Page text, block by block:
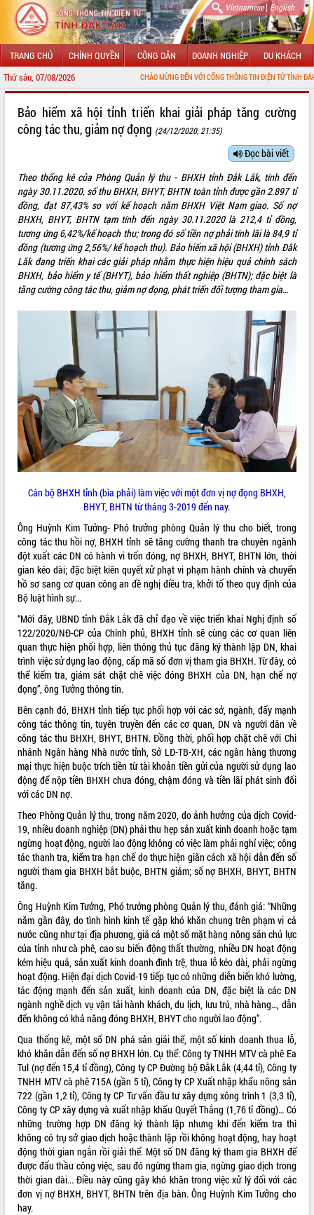
Vietnamese| English
TRANG CHỦ CHÍNH QUYỀN CÔNG DÂN DOANH NGHIỆP DU KHÁCH
Thứ sáu, 07/08/2026 CHÀO MỪNG ĐẾN VỚI CỔNG THÔNG TIN ĐIỆN TỬ TỈNH ĐẮK LẮK
LÃNH ĐẠO UBND TỈNH
SỞ, BAN, NGÀNH
UBND CÁC XÃ, PHƯỜNG
THÔNG TIN CHỈ ĐẠO ĐIỀU HÀNH
HỆ THỐNG VĂN BẢN
ĐIỂM TIN VĂN BẢN
QUY HOẠCH - KẾ HOẠCH
VIDEO
Không có file video nào để phát.
ALBUM ẢNH
LIÊN KẾT WEB
THỐNG KÊ TRUY CẬP
Hôm nay: 14148
Tất cả:
66026888
Bảo hiểm xã hội tỉnh triển khai giải pháp tăng cường
công tác thu, giảm nợ đọng (24/12/2020, 21:35)
Đọc bài viết
Theo thống kê của Phòng Quản lý thu - BHXH tỉnh Đắk Lắk, tính đến
ngày 30.11.2020, số thu BHXH, BHYT, BHTN toàn tỉnh được gần 2.897 tỉ
đồng, đạt 87,43% so với kế hoạch năm BHXH Việt Nam giao. Số nợ
BHXH, BHYT, BHTN tạm tính đến ngày 30.11.2020 là 212,4 tỉ đồng,
tương ứng 6,42%/kế hoạch thu; trong đó số tiền nợ phải tính lãi là 84,9 tỉ
đồng (tương ứng 2,56%/ kế hoạch thu). Bảo hiểm xã hội (BHXH) tỉnh Đắk
Lắk đang triển khai các giải pháp nhằm thực hiện hiệu quả chính sách
BHXH, bảo hiểm y tế (BHYT), bảo hiểm thất nghiệp (BHTN); đặc biệt là
tăng cường công tác thu, giảm nợ đọng, phát triển đối tượng tham gia…
Cán bộ BHXH tỉnh (bìa phải) làm việc với một đơn vị nợ đọng BHXH,
BHYT, BHTN từ tháng 3-2019 đến nay.
Ông Huỳnh Kim Tưởng- Phó trưởng phòng Quản lý thu cho biết, trong
công tác thu hồi nợ, BHXH tỉnh sẽ tăng cường thanh tra chuyên ngành
đột xuất các DN có hành vi trốn đóng, nợ BHXH, BHYT, BHTN lớn, thời
gian kéo dài; đặc biệt kiên quyết xử phạt vi phạm hành chính và chuyển
hồ sơ sang cơ quan công an đề nghị điều tra, khởi tố theo quy định của
Bộ luật hình sự...
“Mới đây, UBND tỉnh Đắk Lắk đã chỉ đạo về việc triển khai Nghị định số
122/2020/NĐ-CP của Chính phủ, BHXH tỉnh sẽ cùng các cơ quan liên
quan thực hiện phối hợp, liên thông thủ tục đăng ký thành lập DN, khai
trình việc sử dụng lao động, cấp mã số đơn vị tham gia BHXH. Từ đây, có
thể kiểm tra, giám sát chặt chẽ việc đóng BHXH của DN, hạn chế nợ
đọng”, ông Tưởng thông tin.
Bên cạnh đó, BHXH tỉnh tiếp tục phối hợp với các sở, ngành, đẩy mạnh
công tác thông tin, tuyên truyền đến các cơ quan, DN và người dân về
công tác thu BHXH, BHYT, BHTN. Đồng thời, phối hợp chặt chẽ với Chi
nhánh Ngân hàng Nhà nước tỉnh, Sở LĐ-TB-XH, các ngân hàng thương
mại thực hiện buộc trích tiền từ tài khoản tiền gửi của người sử dụng lao
động để nộp tiền BHXH chưa đóng, chậm đóng và tiền lãi phát sinh đối
với các DN nợ.
Theo Phòng Quản lý thu, trong năm 2020, do ảnh hưởng của dịch Covid-
19, nhiều doanh nghiệp (DN) phải thu hẹp sản xuất kinh doanh hoặc tạm
ngừng hoạt động, người lao động không có việc làm phải nghỉ việc; công
tác thanh tra, kiểm tra hạn chế do thực hiện giãn cách xã hội dẫn đến số
người tham gia BHXH bắt buộc, BHTN giảm; số nợ BHXH, BHYT, BHTN
tăng.
Ông Huỳnh Kim Tưởng, Phó trưởng phòng Quản lý thu, đánh giá: “Những
năm gần đây, do tình hình kinh tế gặp khó khăn chung trên phạm vi cả
nước cũng như tại địa phương, giá cả một số mặt hàng nông sản chủ lực
của tỉnh như cà phê, cao su biến động thất thường, nhiều DN hoạt động
kém hiệu quả, sản xuất kinh doanh đình trệ, thua lỗ kéo dài, phải ngừng
hoạt động. Hiện đại dịch Covid-19 tiếp tục có những diễn biến khó lường,
tác động mạnh đến sản xuất, kinh doanh của DN, đặc biệt là các DN
ngành nghề dịch vụ vận tải hành khách, du lịch, lưu trú, nhà hàng…, dẫn
đến không có khả năng đóng BHXH, BHYT cho người lao động”.
Qua thống kê, một số DN phá sản giải thể, một số kinh doanh thua lỗ,
khó khăn dẫn đến số nợ BHXH lớn. Cụ thể: Công ty TNHH MTV cà phê Ea
Tul (nợ đến 15,4 tỉ đồng), Công ty CP Đường bộ Đắk Lắk (4,44 tỉ), Công ty
TNHH MTV cà phê 715A (gần 5 tỉ), Công ty CP Xuất nhập khẩu nông sản
722 (gần 1,2 tỉ), Công ty CP Tư vấn đầu tư xây dựng xông trình 1 (3,3 tỉ),
Công ty CP xây dựng và xuất nhập khẩu Quyết Thắng (1,76 tỉ đồng)… Có
những trường hợp DN đăng ký thành lập nhưng khi đến kiểm tra thì
không có trụ sở giao dịch hoặc thành lập rồi không hoạt động, hay hoạt
động thời gian ngắn rồi giải thể. Một số DN đăng ký tham gia BHXH để
được đấu thầu công việc, sau đó ngừng tham gia, ngừng giao dịch trong
thời gian dài... Điều này cũng gây khó khăn trong việc xử lý đối với các
đơn vị nợ BHXH, BHYT, BHTN trên địa bàn. Ông Huỳnh Kim Tưởng cho
hay.